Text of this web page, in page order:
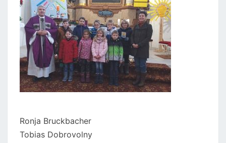
Ronja Bruckbacher
Tobias Dobrovolny